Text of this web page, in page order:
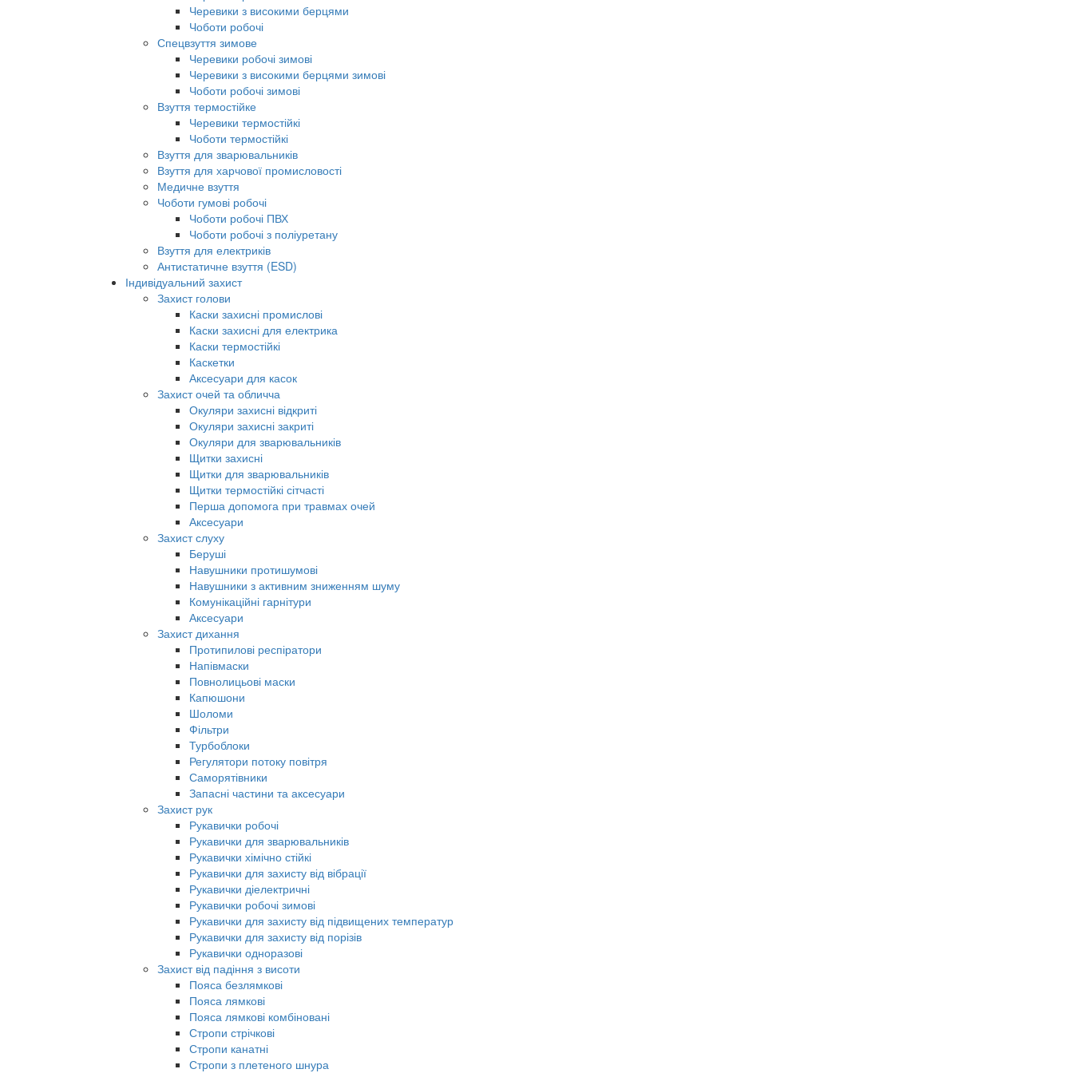
Черевики з високими берцями
Чоботи робочі
Спецвзуття зимове
Черевики робочі зимові
Черевики з високими берцями зимові
Чоботи робочі зимові
Взуття термостійке
Черевики термостійкі
Чоботи термостійкі
Взуття для зварювальників
Взуття для харчової промисловості
Медичне взуття
Чоботи гумові робочі
Чоботи робочі ПВХ
Чоботи робочі з поліуретану
Взуття для електриків
Антистатичне взуття (ESD)
Індивідуальний захист
Захист голови
Каски захисні промислові
Каски захисні для електрика
Каски термостійкі
Каскетки
Аксесуари для касок
Захист очей та обличча
Окуляри захисні відкриті
Окуляри захисні закриті
Окуляри для зварювальників
Щитки захисні
Щитки для зварювальників
Щитки термостійкі сітчасті
Перша допомога при травмах очей
Аксесуари
Захист слуху
Беруші
Навушники протишумові
Навушники з активним зниженням шуму
Комунікаційні гарнітури
Аксесуари
Захист дихання
Протипилові респіратори
Напівмаски
Повнолицьові маски
Капюшони
Шоломи
Фільтри
Турбоблоки
Регулятори потоку повітря
Саморятівники
Запасні частини та аксесуари
Захист рук
Рукавички робочі
Рукавички для зварювальників
Рукавички хімічно стійкі
Рукавички для захисту від вібрації
Рукавички діелектричні
Рукавички робочі зимові
Рукавички для захисту від підвищених температур
Рукавички для захисту від порізів
Рукавички одноразові
Захист від падіння з висоти
Пояса безлямкові
Пояса лямкові
Пояса лямкові комбіновані
Стропи стрічкові
Стропи канатні
Стропи з плетеного шнура